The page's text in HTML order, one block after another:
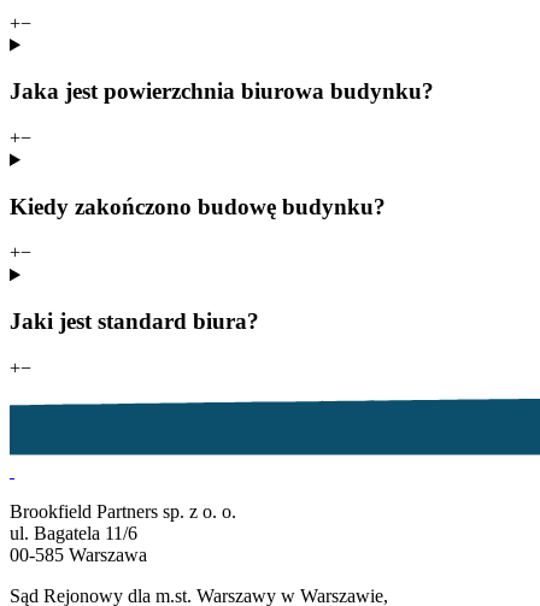
+−
Jaka jest powierzchnia biurowa budynku?
+−
Kiedy zakończono budowę budynku?
+−
Jaki jest standard biura?
+−
Brookfield Partners sp. z o. o.
ul. Bagatela 11/6
00-585 Warszawa
Sąd Rejonowy dla m.st. Warszawy w Warszawie,